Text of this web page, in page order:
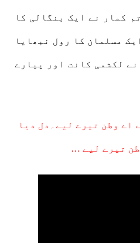
کمار نے ایک بنگالی کا
مسلمان کا رول نبھایا
لکشمی کانت اور پیارے
اے وطن تیرے لیے۔دل دیا
تیرے لیے …